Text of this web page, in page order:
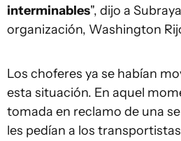
interminables", dijo a
organización, Washington
Los choferes ya se habían
esta situación. En aquel
tomada en reclamo de una
les pedían a los